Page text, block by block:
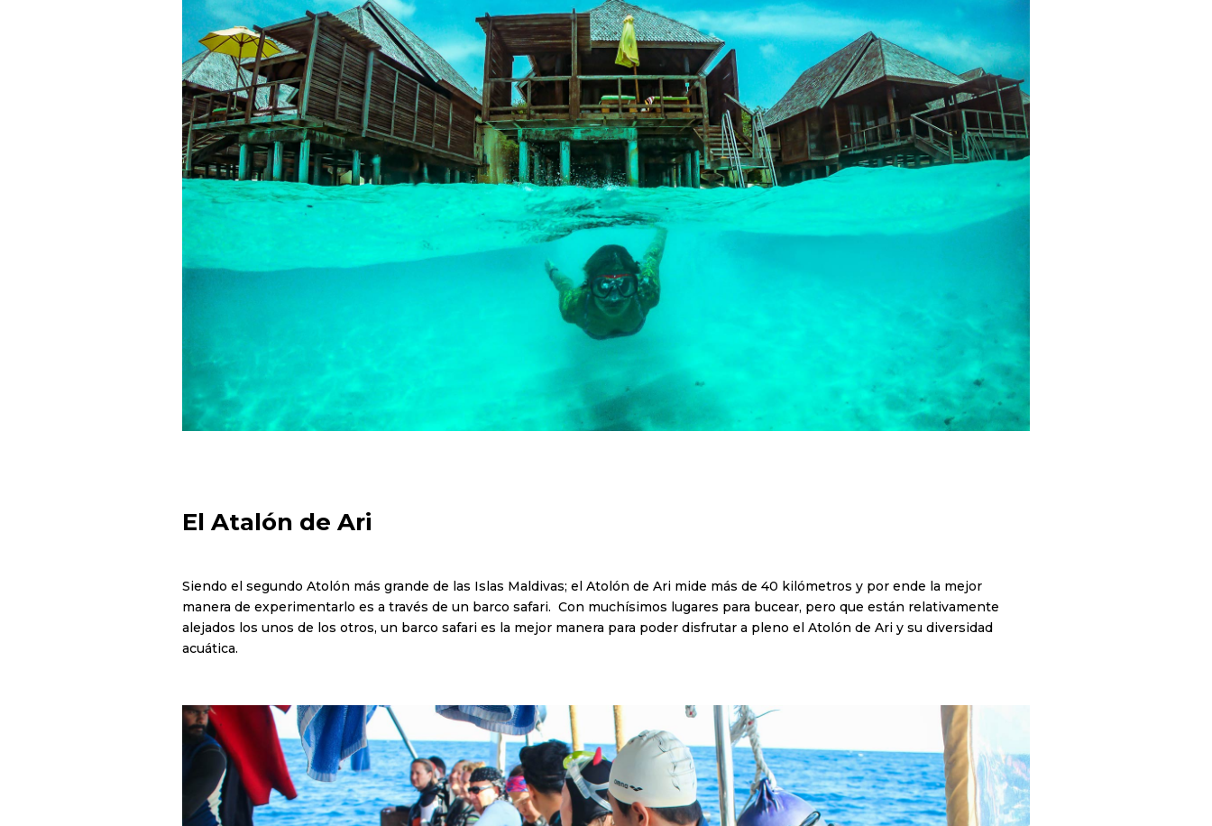
El Atalón de Ari
Siendo el segundo Atolón más grande de las Islas Maldivas; el Atolón de Ari mide más de 40 kilómetros y por ende la mejor
manera de experimentarlo es a través de un barco safari. Con muchísimos lugares para bucear, pero que están relativamente
alejados los unos de los otros, un barco safari es la mejor manera para poder disfrutar a pleno el Atolón de Ari y su diversidad
acuática.